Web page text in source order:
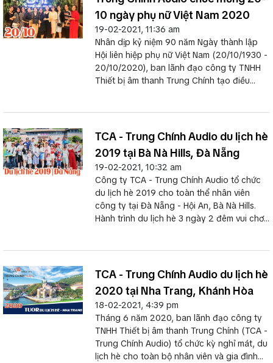
10 ngày phụ nữ Việt Nam 2020
19-02-2021, 11:36 am
Nhân dịp kỷ niệm 90 năm Ngày thành lập
Hội liên hiệp phụ nữ Việt Nam (20/10/1930 -
20/10/2020), ban lãnh đạo công ty TNHH
Thiết bị âm thanh Trung Chính tạo điều
TCA - Trung Chính Audio du lịch hè
2019 tại Bà Nà Hills, Đà Nẵng
19-02-2021, 10:32 am
Công ty TCA - Trung Chính Audio tổ chức
du lịch hè 2019 cho toàn thể nhân viên
công ty tại Đà Nẵng - Hội An, Bà Nà Hills.
Hành trình du lịch hè 3 ngày 2 đêm vui chơi
TCA - Trung Chính Audio du lịch hè
2020 tại Nha Trang, Khánh Hòa
18-02-2021, 4:39 pm
Tháng 6 năm 2020, ban lãnh đạo công ty
TNHH Thiết bị âm thanh Trung Chính (TCA -
Trung Chính Audio) tổ chức kỳ nghỉ mát, du
lịch hè cho toàn bộ nhân viên và gia đình